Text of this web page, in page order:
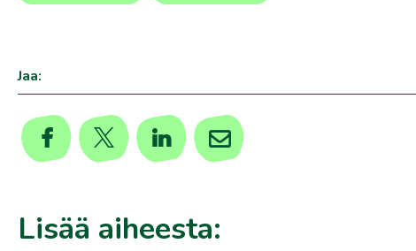
Jaa:
Lisää aiheesta: